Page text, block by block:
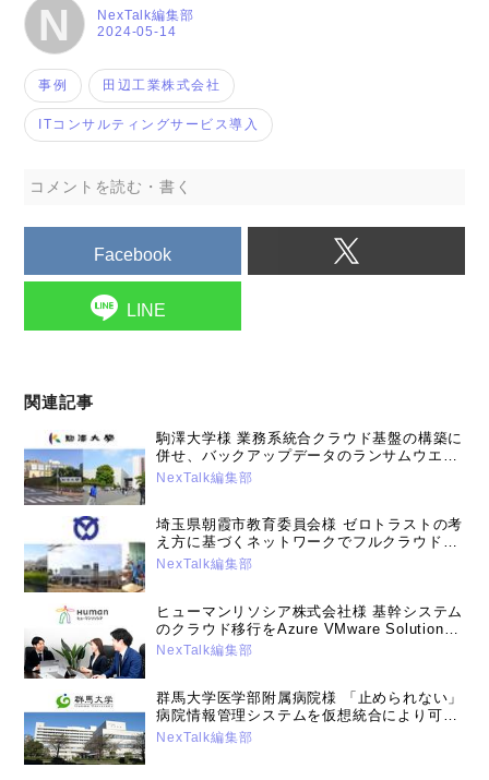
N 2024-05-14
NexTalk編集部
事例 田辺工業株式会社
ITコンサルティングサービス導入
コメントを読む・書く
Facebook
LINE
関連記事
駒澤大学様 業務系統合クラウド基盤の構築に
併せ、バックアップデータのランサムウエア
対策を強化（2025年1月15日号）
NexTalk編集部
埼玉県朝霞市教育委員会様 ゼロトラストの考
え方に基づくネットワークでフルクラウドを
実現。教職員の業務環境に、より高い安全性
NexTalk編集部
ヒューマンリソシア株式会社様 基幹システム
のクラウド移行をAzure VMware Solutionで
実現。オンプレミス時の運用課題を解消し、
NexTalk編集部
群馬大学医学部附属病院様 「止められない」
病院情報管理システムを仮想統合により可用
性と運用効率、安全性を向上。業界のデファ
NexTalk編集部